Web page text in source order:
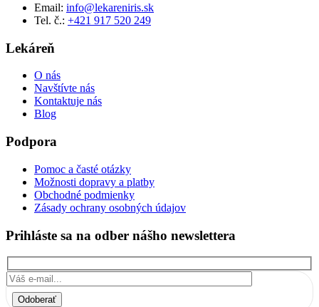
Email: info@lekareniris.sk
Tel. č.: +421 917 520 249
Lekáreň
O nás
Navštívte nás
Kontaktuje nás
Blog
Podpora
Pomoc a časté otázky
Možnosti dopravy a platby
Obchodné podmienky
Zásady ochrany osobných údajov
Prihláste sa na odber nášho newslettera
Odoberať